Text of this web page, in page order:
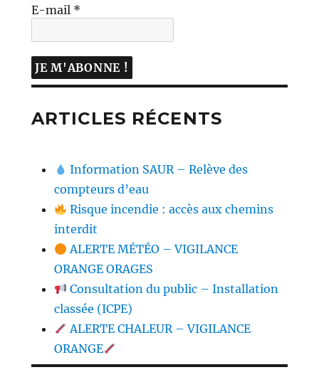
E-mail *
ARTICLES RÉCENTS
Information SAUR – Relève des
compteurs d’eau
Risque incendie : accès aux chemins
interdit
ALERTE MÉTÉO – VIGILANCE
ORANGE ORAGES
Consultation du public – Installation
classée (ICPE)
ALERTE CHALEUR – VIGILANCE
ORANGE